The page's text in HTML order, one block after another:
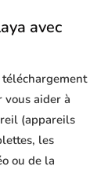
avec
vous aider à
(appareils
les
ou de la